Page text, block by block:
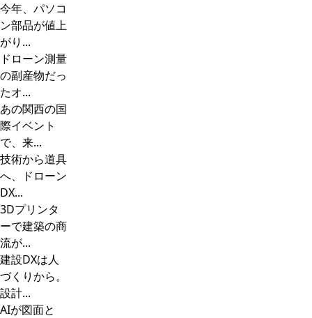
今年、パソコ
ン部品が値上
がり...
ドローン測量
の副産物だっ
たオ...
あの関西の国
際イベント
で、来...
技術から道具
へ、ドローン
DX...
3Dプリンタ
ーで建築の商
流が...
建設DXは人
づくりから。
設計...
AIが図面と